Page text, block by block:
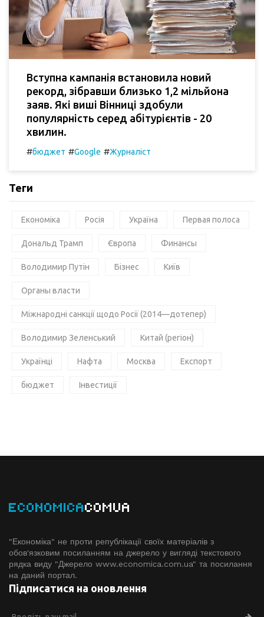
Вступна кампанія встановила новий
рекорд, зібравши близько 1,2 мільйона
заяв. Які виші Вінниці здобули
популярність серед абітурієнтів - 20
хвилин.
#бюджет #Google #Журналіст
Теги
Економіка Росія Україна Первая полоса
Дональд Трамп Європа Финансы
Володимир Путін Бізнес Київ
Органы власти
Міжнародні санкції щодо Росії (2014—дотепер)
Володимир Зеленський Китай (регіон)
Українці Нафта Москва Експорт
бюджет Інвестиції
ECONOMICACOMUA
"Економіка" не проти републікації своїх матеріалів з
обов'язковим посиланням на джерело у вигляді текстового
рядка виду "Джерело www.economiсa.com.ua" та посилання
на даний портал.
Підписатися на оновлення